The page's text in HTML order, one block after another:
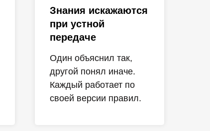
Знания искажаются
при устной
передаче
Один объяснил так,
другой понял иначе.
Каждый работает по
своей версии правил.